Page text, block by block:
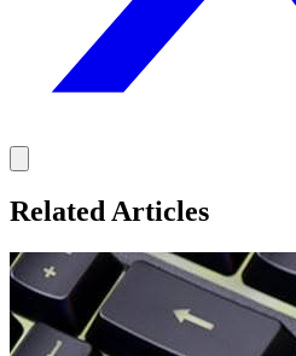
Related Articles